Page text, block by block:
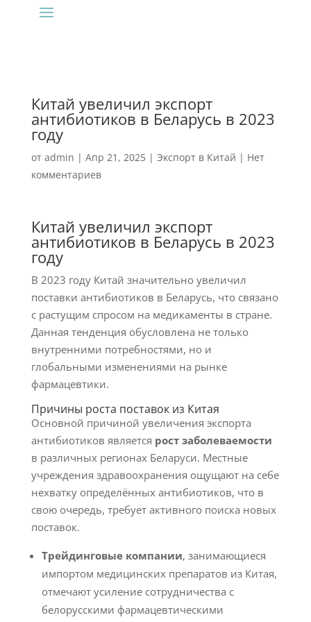
Китай увеличил экспорт
антибиотиков в Беларусь в 2023
году
от admin | Апр 21, 2025| Экспорт в Китай | Нет
комментариев
Китай увеличил экспорт
антибиотиков в Беларусь в 2023
году
В 2023 году Китай значительно увеличил
поставки антибиотиков в Беларусь, что связано
с растущим спросом на медикаменты в стране.
Данная тенденция обусловлена не только
внутренними потребностями, но и
глобальными изменениями на рынке
фармацевтики.
Причины роста поставок из Китая
Основной причиной увеличения экспорта
антибиотиков является рост заболеваемости
в различных регионах Беларуси. Местные
учреждения здравоохранения ощущают на себе
нехватку определённых антибиотиков, что в
свою очередь, требует активного поиска новых
поставок.
Трейдинговые компании, занимающиеся
импортом медицинских препаратов из Китая,
отмечают усиление сотрудничества с
белорусскими фармацевтическими